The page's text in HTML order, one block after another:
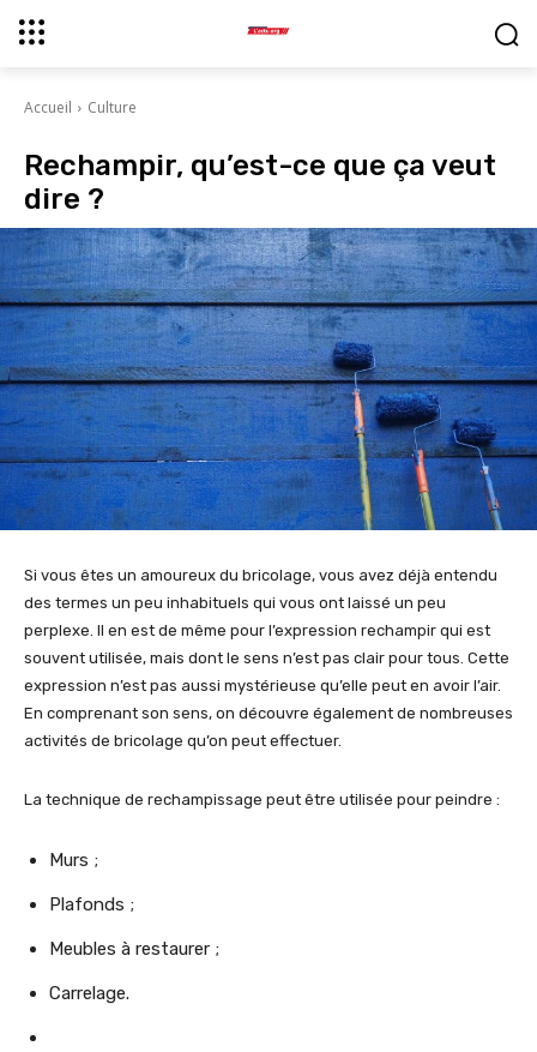
Accueil Culture
Rechampir, qu’est-ce que ça veut
dire ?
Si vous êtes un amoureux du bricolage, vous avez déjà entendu
des termes un peu inhabituels qui vous ont laissé un peu
perplexe. Il en est de même pour l’expression rechampir qui est
souvent utilisée, mais dont le sens n’est pas clair pour tous. Cette
expression n’est pas aussi mystérieuse qu’elle peut en avoir l’air.
En comprenant son sens, on découvre également de nombreuses
activités de bricolage qu’on peut effectuer.
La technique de rechampissage peut être utilisée pour peindre :
Murs ;
Plafonds ;
Meubles à restaurer ;
Carrelage.